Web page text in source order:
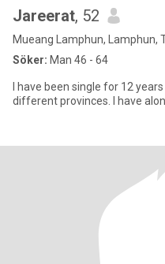
Jareerat, 52
Mueang Lamphun, Lamphun,
Söker: Man 46 - 64
I have been single for 12
different provinces. I have